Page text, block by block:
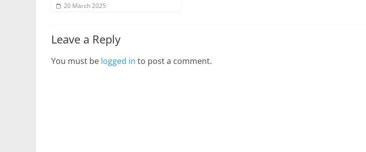
20 March 2025
Leave a Reply
You must be logged in to post a comment.